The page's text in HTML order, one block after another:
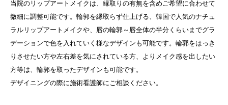
当院のリップアートメイクは、縁取りの有無を含めご希望に合わせて
微細に調整可能です。輪郭を縁取らず仕上げる、韓国で人気のナチュ
ラルリップアートメイクや、唇の輪郭～唇全体の半分くらいまでグラ
デーションで色を入れていく様なデザインも可能です。輪郭をはっき
りさせたい方や左右差を気にされている方、よりメイク感を出したい
方等は、輪郭を取ったデザインも可能です。
デザイニングの際に施術看護師にご相談ください。